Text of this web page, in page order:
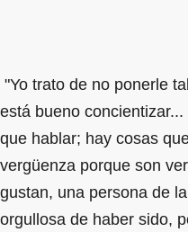
"Yo trato de no ponerle
está bueno
que hablar; hay cosas
vergüenza porque son
gustan, una persona de
orgullosa de haber sido,